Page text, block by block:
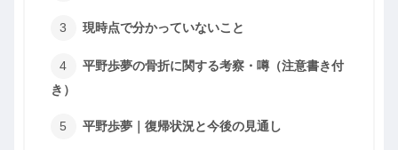
現時点で分かっていないこと
平野歩夢の骨折に関する考察・噂（注意書き付
き）
平野歩夢｜復帰状況と今後の見通し